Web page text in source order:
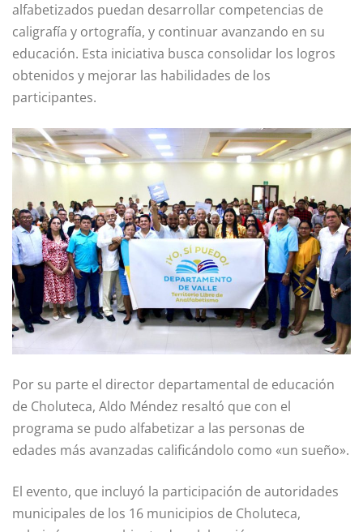
alfabetizados puedan desarrollar competencias de
caligrafía y ortografía, y continuar avanzando en su
educación. Esta iniciativa busca consolidar los logros
obtenidos y mejorar las habilidades de los
participantes.
Por su parte el director departamental de educación
de Choluteca, Aldo Méndez resaltó que con el
programa se pudo alfabetizar a las personas de
edades más avanzadas calificándolo como «un sueño».
El evento, que incluyó la participación de autoridades
municipales de los 16 municipios de Choluteca,